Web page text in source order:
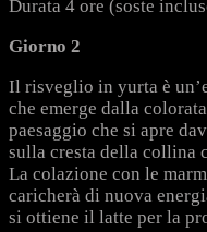
Durata 4 ore (soste
Giorno 2
Il risveglio in yurta è
che emerge dalla
paesaggio che si apre
sulla cresta della collina
La colazione con le
caricherà di nuova
si ottiene il latte per la